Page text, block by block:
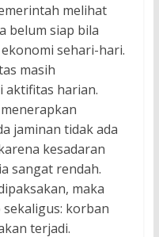
melihat
belum siap bila
sehari-hari.
masih
aktifitas harian.
jaminan tidak ada
kesadaran
sangat rendah.
maka
korban
terjadi.